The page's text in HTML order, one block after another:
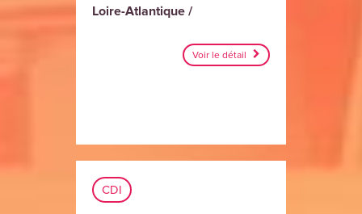
Loire-Atlantique /
Voir le détail
CDI